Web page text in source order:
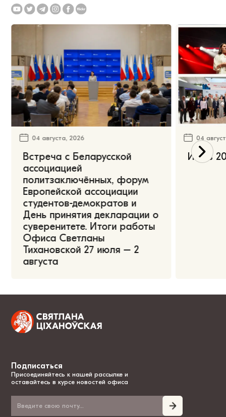
04 августа, 2026
Встреча с Беларусской
ассоциацией
политзаключённых, форум
Европейской ассоциации
студентов-демократов и
День принятия декларации о
суверенитете. Итоги работы
Офиса Светланы
Тихановской 27 июля – 2
августа
04
Июль
Подписаться
Присоединяйтесь к нашей рассылке и
оставайтесь в курсе новостей офиса